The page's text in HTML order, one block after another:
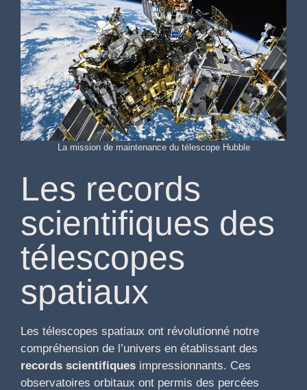
La mission de maintenance du télescope Hubble
Les records
scientifiques des
télescopes
spatiaux
Les télescopes spatiaux ont révolutionné notre
compréhension de l’univers en établissant des
records scientifiques impressionnants. Ces
observatoires orbitaux ont permis des percées